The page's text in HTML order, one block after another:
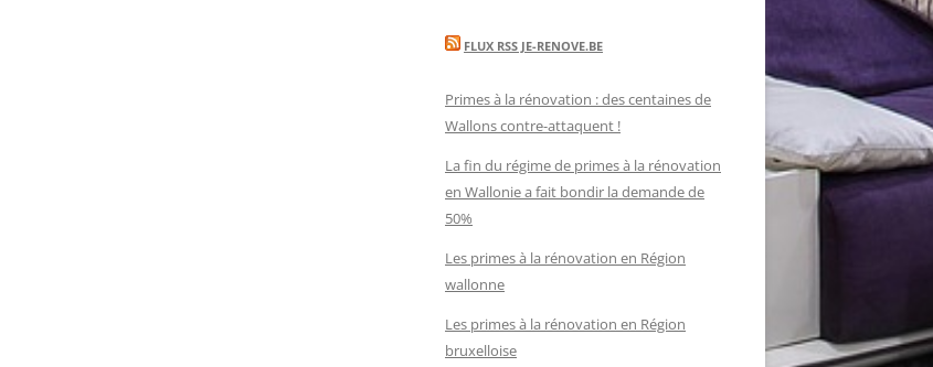
FLUX RSS JE-RENOVE.BE
Primes à la rénovation : des centaines de
Wallons contre-attaquent !
La fin du régime de primes à la rénovation
en Wallonie a fait bondir la demande de
50%
Les primes à la rénovation en Région
wallonne
Les primes à la rénovation en Région
bruxelloise